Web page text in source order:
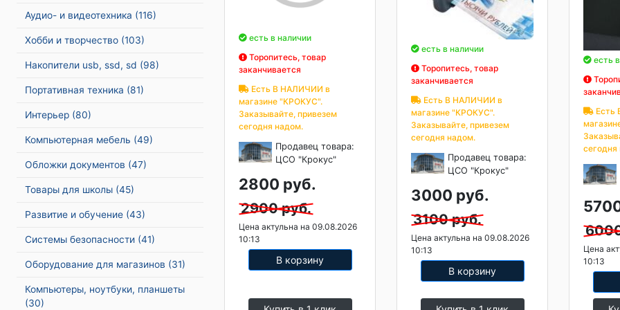
Аудио- и видеотехника (116)
Хобби и творчество (103)
Накопители usb, ssd, sd (98)
Портативная техника (81)
Интерьер (80)
Компьютерная мебель (49)
Обложки документов (47)
Товары для школы (45)
Развитие и обучение (43)
Системы безопасности (41)
Оборудование для магазинов (31)
Компьютеры, ноутбуки, планшеты
(30)
есть в наличии
Торопитесь, товар
заканчивается
Есть В НАЛИЧИИ в
магазине "КРОКУС".
Заказывайте, привезем
сегодня надом.
Продавец товара:
ЦСО "Крокус"
2800 руб.
2900 руб.
Цена актульна на 09.08.2026
10:13
В корзину
есть в наличии
Торопитесь, товар
заканчивается
Есть В НАЛИЧИИ в
магазине "КРОКУС".
Заказывайте, привезем
сегодня надом.
Продавец товара:
ЦСО "Крокус"
3000 руб.
3100 руб.
Цена актульна на 09.08.2026
10:13
В корзину
есть
Есть
Цена
10:13